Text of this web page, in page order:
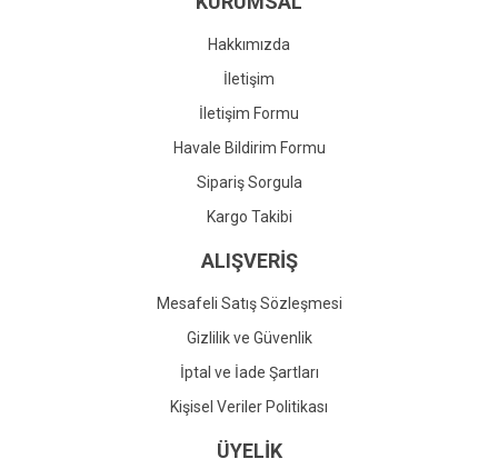
Gönder
Hakkımızda
İletişim
İletişim Formu
Havale Bildirim Formu
Sipariş Sorgula
Kargo Takibi
ALIŞVERİŞ
Mesafeli Satış Sözleşmesi
Gizlilik ve Güvenlik
İptal ve İade Şartları
Kişisel Veriler Politikası
ÜYELİK